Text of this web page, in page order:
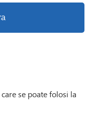
se poate folosi la